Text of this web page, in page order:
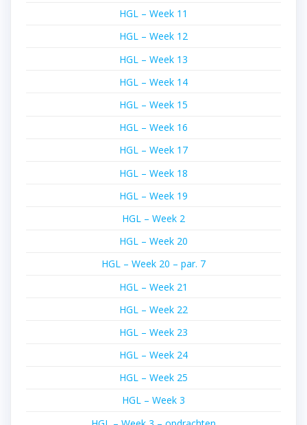
HGL – Week 11
HGL – Week 12
HGL – Week 13
HGL – Week 14
HGL – Week 15
HGL – Week 16
HGL – Week 17
HGL – Week 18
HGL – Week 19
HGL – Week 2
HGL – Week 20
HGL – Week 20 – par. 7
HGL – Week 21
HGL – Week 22
HGL – Week 23
HGL – Week 24
HGL – Week 25
HGL – Week 3